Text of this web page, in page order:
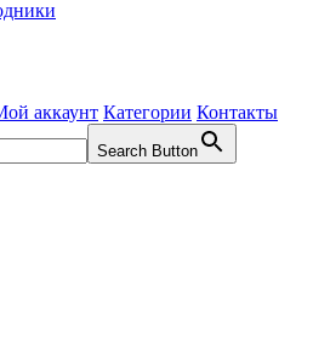
аккаунт Категории Контакты
Search Button